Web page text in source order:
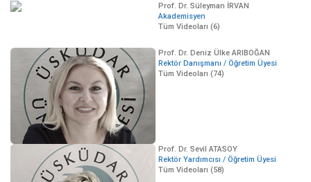
Prof. Dr. Süleyman İRVAN
Akademisyen
Tüm Videoları (6)
Prof. Dr. Deniz Ülke ARIBOĞAN
Rektör Danışmanı / Öğretim Üyesi
Tüm Videoları (74)
Prof. Dr. Sevil ATASOY
Rektör Yardımcısı / Öğretim Üyesi
Tüm Videoları (58)